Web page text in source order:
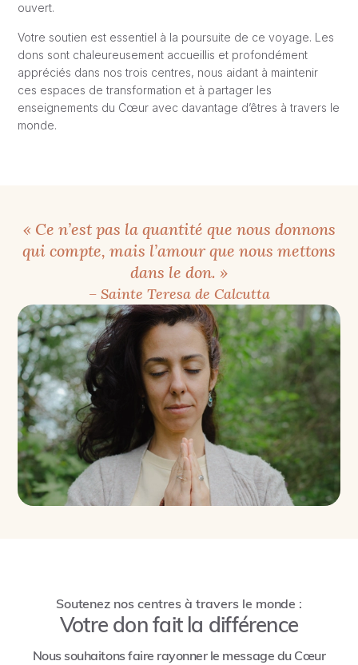
ouvert.
Votre soutien est essentiel à la poursuite de ce voyage. Les
dons sont chaleureusement accueillis et profondément
appréciés dans nos trois centres, nous aidant à maintenir
ces espaces de transformation et à partager les
enseignements du Cœur avec davantage d’êtres à travers le
monde.
« Ce n’est pas la quantité que nous donnons
qui compte, mais l’amour que nous mettons
dans le don. »
– Sainte Teresa de Calcutta
Soutenez nos centres à travers le monde :
Votre don fait la différence
Nous souhaitons faire rayonner le message du Cœur